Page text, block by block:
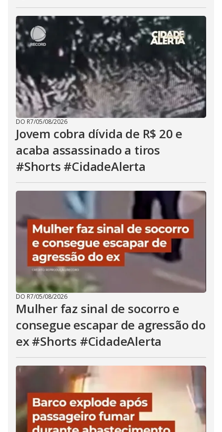
DO R7/05/08/2026
Jovem cobra dívida de R$ 20 e
acaba assassinado a tiros
#Shorts #CidadeAlerta
DO R7/05/08/2026
Mulher faz sinal de socorro e
consegue escapar de agressão do
ex #Shorts #CidadeAlerta